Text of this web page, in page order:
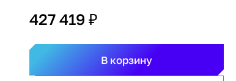
427 419 ₽
В корзину